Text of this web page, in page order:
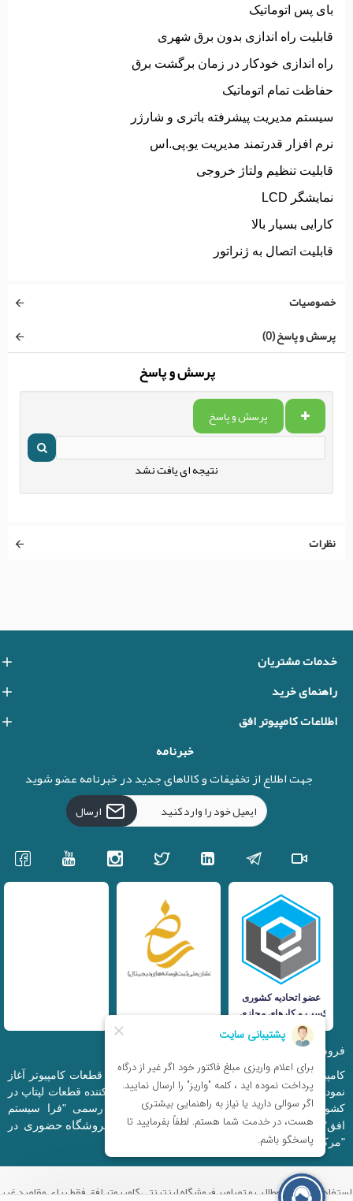
بای پس اتوماتیک
قابلیت راه اندازی بدون برق شهری
راه اندازی خودکار در زمان برگشت برق
حفاظت تمام اتوماتیک
سیستم مدیریت پیشرفته باتری و شارژر
نرم افزار قدرتمند مدیریت یو.پی.اس
قابلیت تنظیم ولتاژ خروجی
نمایشگر LCD
کارایی بسیار بالا
قابلیت اتصال به ژنراتور
خصوصیات
پرسش و پاسخ (0)
پرسش و پاسخ
پرسش و پاسخ
نتیجه ای یافت نشد
نظرات
خدمات مشتریان
راهنمای خرید
اطلاعات کامپیوتر افق
خبرنامه
جهت اطلاع از تخفیفات و کالاهای جدید در خبرنامه عضو شوید
ارسال
فروشگاه اینترنتی iranfso (کامپیوتر افق)
کامپیوتر افق، فعالیت خود را از سال 1377 در زمینه قطعات کامپیوتر آغاز
نمود و در حال حاضر به بزرگترین وارد کننده و توزیع کننده قطعات لپتاپ در
کشور تبدیل شده است. این مجموعه که با نام رسمی "فرا سیستم
افق" ثبت شده است دارای فروشگاه اینترنتی و
فروشگاه حضوری در
"مرکز کامپیوتر ایران" و "خیابان مظفر" میباشد.
استفاده از تمامی مطالب و تصاویر فروشگاه اینترنتی کامپیوتر افق فقط برای مقاصد غیر